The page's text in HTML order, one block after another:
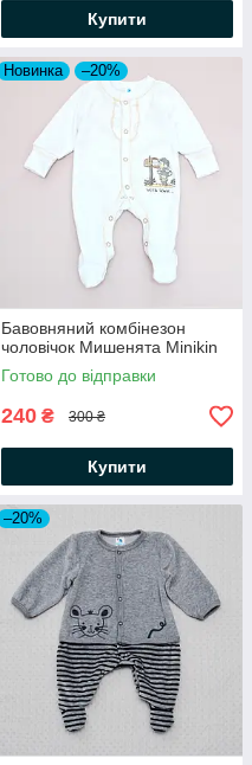
Купити
Новинка –20%
Бавовняний комбінезон
чоловічок Мишенята Minikin
Готово до відправки
240 ₴ 300 ₴
Купити
–20%